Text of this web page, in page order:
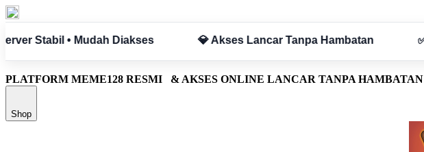
✅ Aman & Terpercaya
PLATFORM MEME128 RESMI & AKSES ONLINE LANCAR TANPA HAMBATAN
Shop